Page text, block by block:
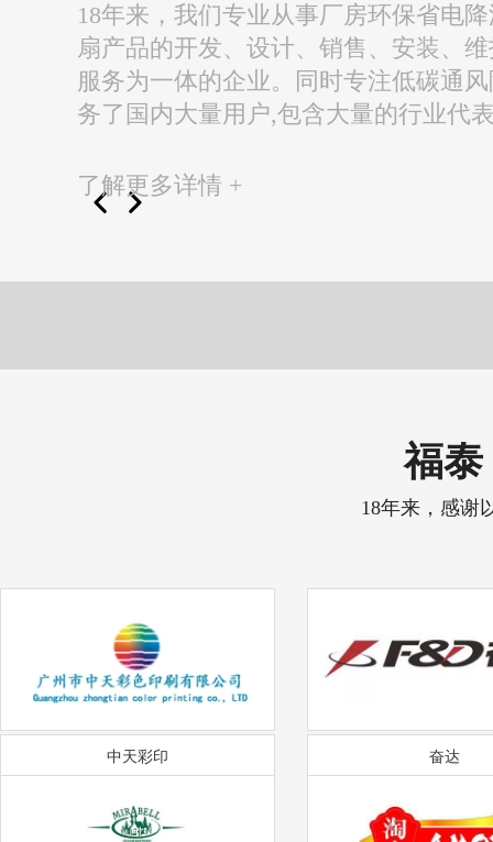
18年来，我们专业从事厂房环保省电
扇产品的开发、设计、销售、安装、
服务为一体的企业。同时专注低碳通
务了国内大量用户,包含大量的行业代
了解更多详情 +
福泰
18年来，感谢
中天彩印 奋达